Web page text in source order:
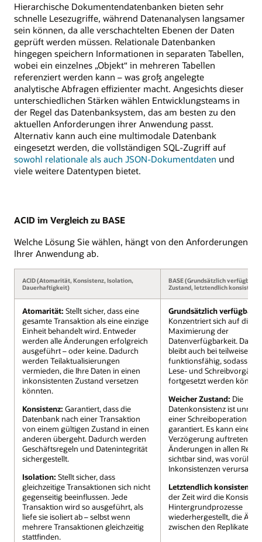
Hierarchische Dokumentendatenbanken bieten sehr
schnelle Lesezugriffe, während Datenanalysen langsamer
sein können, da alle verschachtelten Ebenen der Daten
geprüft werden müssen. Relationale Datenbanken
hingegen speichern Informationen in separaten Tabellen,
wobei ein einzelnes „Objekt“ in mehreren Tabellen
referenziert werden kann – was groß angelegte
analytische Abfragen effizienter macht. Angesichts dieser
unterschiedlichen Stärken wählen Entwicklungsteams in
der Regel das Datenbanksystem, das am besten zu den
aktuellen Anforderungen ihrer Anwendung passt.
Alternativ kann auch eine multimodale Datenbank
eingesetzt werden, die vollständigen SQL-Zugriff auf
sowohl relationale als auch JSON-Dokumentdaten und
viele weitere Datentypen bietet.
ACID im Vergleich zu BASE
Welche Lösung Sie wählen, hängt von den Anforderungen
Ihrer Anwendung ab.
ACID (Atomarität, Konsistenz, Isolation,
Dauerhaftigkeit)
BASE (Grundsätzlich verfügbar,
Zustand, letztendlich konsistent)
Atomarität: Stellt sicher, dass eine
gesamte Transaktion als eine einzige
Einheit behandelt wird. Entweder
werden alle Änderungen erfolgreich
ausgeführt – oder keine. Dadurch
werden Teilaktualisierungen
vermieden, die Ihre Daten in einen
inkonsistenten Zustand versetzen
könnten.
Konsistenz: Garantiert, dass die
Datenbank nach einer Transaktion
von einem gültigen Zustand in einen
anderen übergeht. Dadurch werden
Geschäftsregeln und Datenintegrität
sichergestellt.
Isolation: Stellt sicher, dass
gleichzeitige Transaktionen sich nicht
gegenseitig beeinflussen. Jede
Transaktion wird so ausgeführt, als
liefe sie isoliert ab – selbst wenn
mehrere Transaktionen gleichzeitig
stattfinden.
Grundsätzlich verfügbar:
Konzentriert sich auf die
Maximierung der
Datenverfügbarkeit. Das
bleibt auch bei teilweisen
funktionsfähig, sodass die
Lese- und
fortgesetzt werden
Weicher Zustand: Die
Datenkonsistenz ist
einer Schreiboperation
garantiert. Es kann eine
Verzögerung auftreten, bis
Änderungen in allen
sichtbar sind, was
Inkonsistenzen
Letztendlich konsistent:
der Zeit wird die
Hintergrundprozesse
wiederhergestellt, die
zwischen den Replikaten